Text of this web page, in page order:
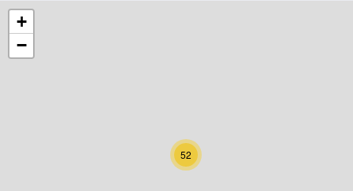
Niederösterreich
Oberösterreich
52
+
−